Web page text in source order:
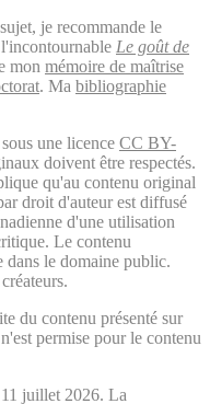
je recommande le
Le goût de
mon mémoire de maîtrise
. Ma bibliographie
une licence CC BY-
doivent être respectés.
qu'au contenu original
droit d'auteur est diffusé
d'une utilisation
Le contenu
dans le domaine public.
du contenu présenté sur
permise pour le contenu
juillet 2026. La